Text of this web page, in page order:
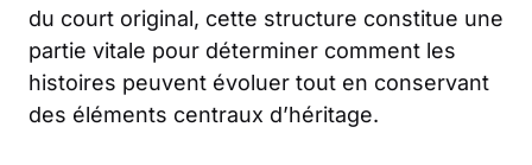
du court original, cette structure constitue une
partie vitale pour déterminer comment les
histoires peuvent évoluer tout en conservant
des éléments centraux d’héritage.